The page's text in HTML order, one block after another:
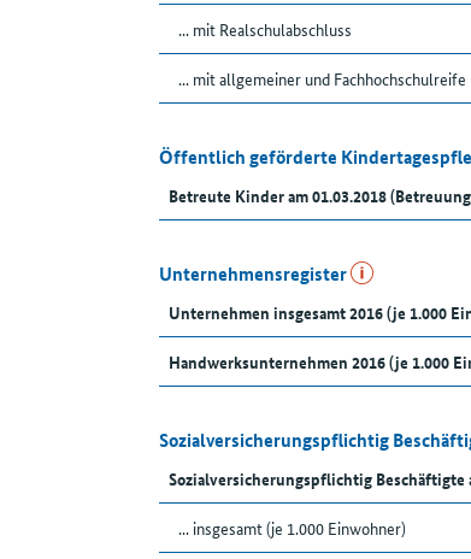
... mit Realschulabschluss
... mit allgemeiner und Fachhochschulreife
Öffentlich geförderte
Betreute Kinder am 01.03.2018
Unternehmensregister
Unternehmen insgesamt 2016 (je 1.000
Handwerksunternehmen 2016 (je 1.000
Sozialversicherungspflichtig
Sozialversicherungspflichtig Beschäftigte
... insgesamt (je 1.000 Einwohner)